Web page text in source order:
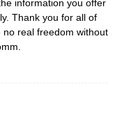
information you offer
Thank you for all of
no real freedom without